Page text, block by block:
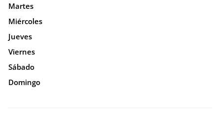
Martes
Miércoles
Jueves
Viernes
Sábado
Domingo